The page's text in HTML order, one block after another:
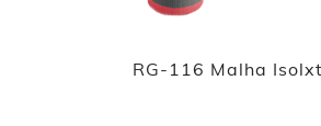
RG-116 Malha